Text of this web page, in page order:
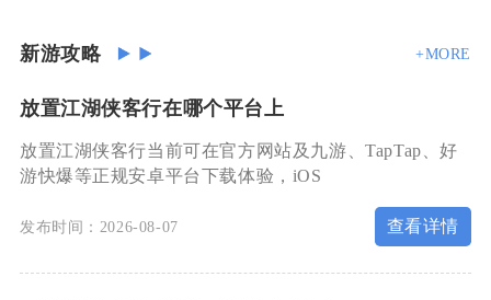
新游攻略 +MORE
放置江湖侠客行在哪个平台上
放置江湖侠客行当前可在官方网站及九游、TapTap、好
游快爆等正规安卓平台下载体验，iOS
发布时间：2026-08-07 查看详情